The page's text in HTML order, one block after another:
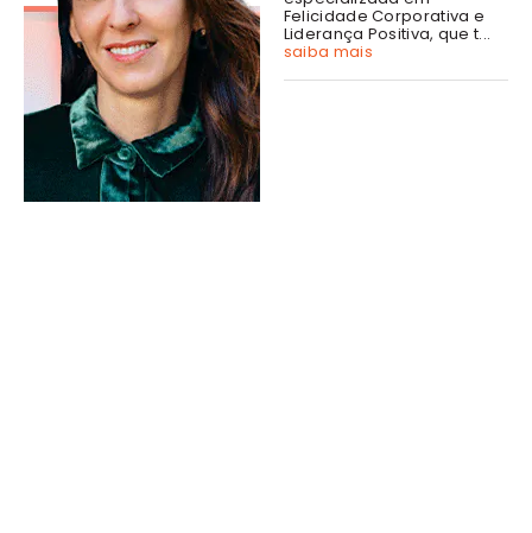
Felicidade Corporativa e
Liderança Positiva, que t...
saiba mais